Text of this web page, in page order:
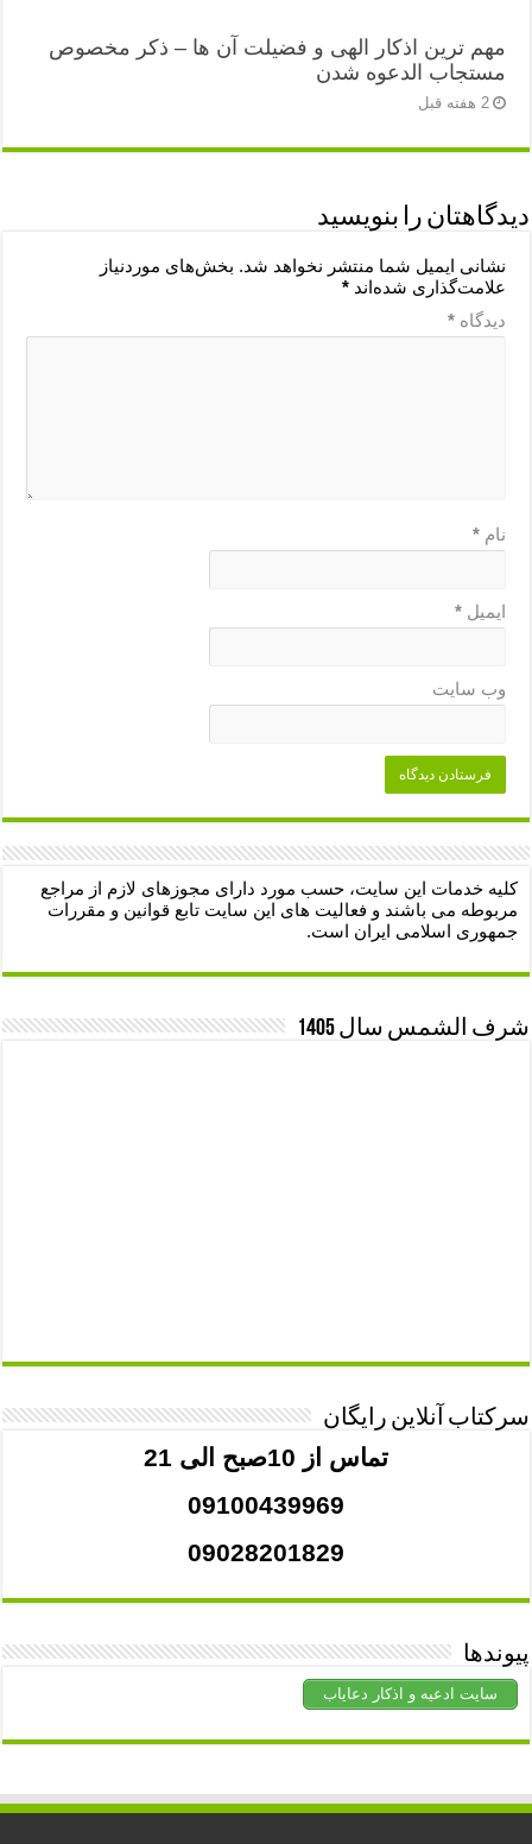
مهم ترین اذکار الهی و فضیلت آن ها – ذکر مخصوص
مستجاب الدعوه شدن
2 هفته قبل
دیدگاهتان را بنویسید
نشانی ایمیل شما منتشر نخواهد شد. بخش‌های موردنیاز
علامت‌گذاری شده‌اند*
دیدگاه*
نام*
ایمیل*
وب‌ سایت
کلیه خدمات این سایت، حسب مورد دارای مجوزهای لازم از مراجع
مربوطه می باشند و فعالیت های این سایت تابع قوانین و مقررات
جمهوری اسلامی ایران است.
شرف الشمس سال 1405
سرکتاب آنلاین رایگان
تماس از 10صبح الی 21
09100439969
09028201829
پیوندها
سایت ادعیه و اذکار دعایاب